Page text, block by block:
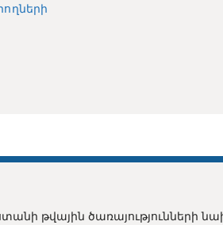
թվային ծառայությունների